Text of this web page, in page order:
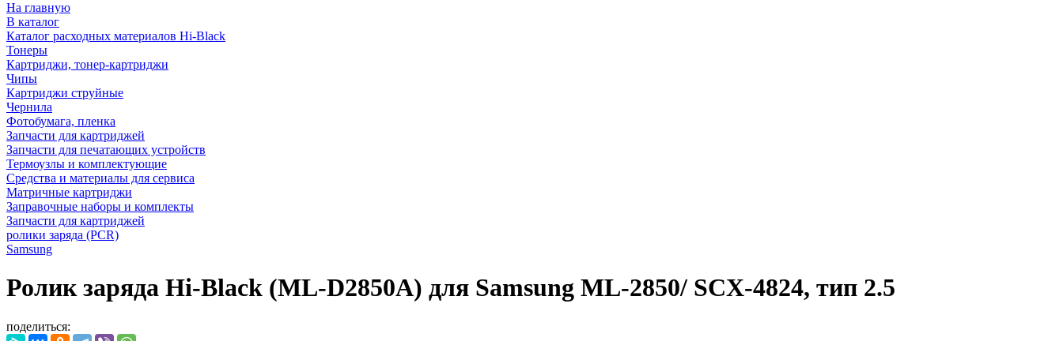
На главную
В каталог
Каталог расходных материалов Hi-Black
Тонеры
Картриджи, тонер-картриджи
Чипы
Картриджи струйные
Чернила
Фотобумага, пленка
Запчасти для картриджей
Запчасти для печатающих устройств
Термоузлы и комплектующие
Средства и материалы для сервиса
Матричные картриджи
Заправочные наборы и комплекты
Запчасти для картриджей
ролики заряда (PCR)
Samsung
Ролик заряда Hi-Black (ML-D2850A) для Samsung ML-2850/ SCX-4824, тип 2.5
поделиться: